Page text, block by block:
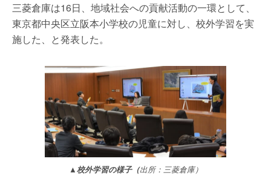
三菱倉庫は16日、地域社会への貢献活動の一環として、
東京都中央区立阪本小学校の児童に対し、校外学習を実
施した、と発表した。
▲校外学習の様子（出所：三菱倉庫）